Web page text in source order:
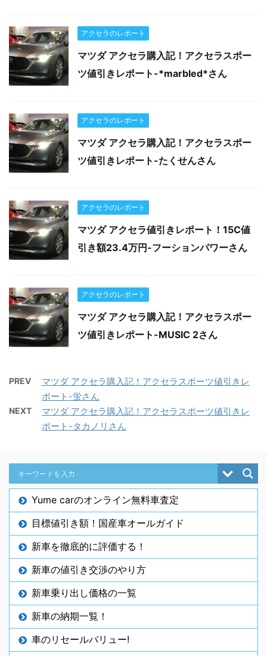
アクセラのレポート
マツダ アクセラ購入記！アクセラスポー
ツ値引きレポート-*marbled*さん
アクセラのレポート
マツダ アクセラ購入記！アクセラスポー
ツ値引きレポート-たくせんさん
アクセラのレポート
マツダ アクセラ値引きレポート！15C値
引き額23.4万円-フーションパワーさん
アクセラのレポート
マツダ アクセラ購入記！アクセラスポー
ツ値引きレポート-MUSIC 2さん
PREV
マツダ アクセラ購入記！アクセラスポーツ値引きレ
ポート-蛍さん
NEXT
マツダ アクセラ購入記！アクセラスポーツ値引きレ
ポート-タカノリさん
Yume carのオンライン無料車査定
目標値引き額！国産車オールガイド
新車を徹底的に評価する！
新車の値引き交渉のやり方
新車乗り出し価格の一覧
新車の納期一覧！
車のリセールバリュー!